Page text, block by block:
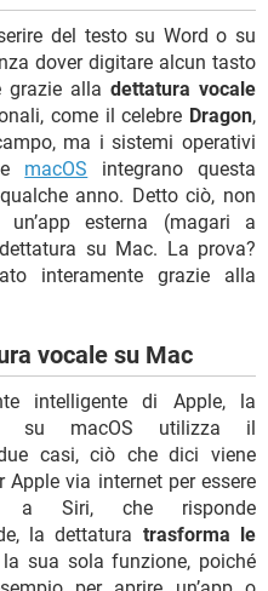
del testo su Word o su
dover digitare alcun tasto
grazie alla dettatura vocale
come il celebre Dragon,
ma i sistemi operativi
macOS integrano questa
anno. Detto ciò, non
esterna (magari a
su Mac. La prova?
interamente grazie alla
vocale su Mac
intelligente di Apple, la
su macOS utilizza il
casi, ciò che dici viene
via internet per essere
a Siri, che risponde
la dettatura trasforma le
sua sola funzione, poiché